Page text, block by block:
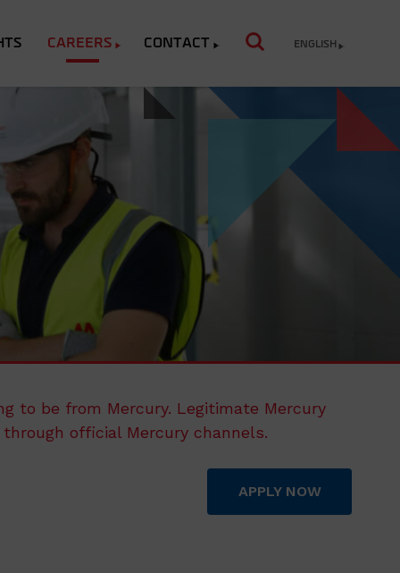
CAREERS CONTACT ENGLISH
to be from Mercury. Legitimate Mercury
official Mercury channels.
APPLY NOW